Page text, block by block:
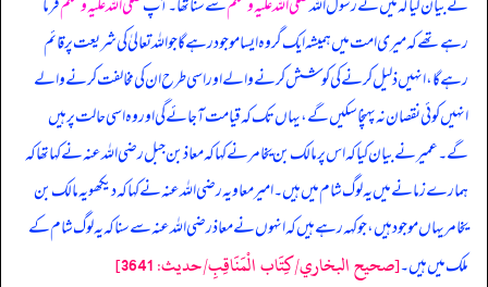
رہے تھے کہ میری امت میں ہمیشہ ایک گروہ ایسا موجود رہے گا جو اللہ تعالیٰ کی شریعت پر قائم
رہے گا، انہیں ذلیل کرنے کی کوشش کرنے والے اور اسی طرح ان کی مخالفت کرنے والے
انہیں کوئی نقصان نہ پہنچا سکیں گے، یہاں تک کہ قیامت آ جائے گی اور وہ اسی حالت پر ہیں
گے۔ عمیر نے بیان کیا کہ اس پر مالک بن یخامر نے کہا کہ معاذ بن جبل رضی اللہ عنہ نے کہا تھا کہ
ہمارے زمانے میں یہ لوگ شام میں ہیں۔ امیر معاویہ رضی اللہ عنہ نے کہا کہ دیکھو یہ مالک بن
یخامر یہاں موجود ہیں، جو کہہ رہے ہیں کہ انہوں نے معاذ رضی اللہ عنہ سے سنا کہ یہ لوگ شام کے
ملک میں ہیں۔[صحيح البخاري/كِتَاب الْمَنَاقِبِ/حدیث: 3641]